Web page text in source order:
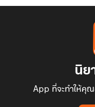
นิย
App ที่จะทำให้คุ